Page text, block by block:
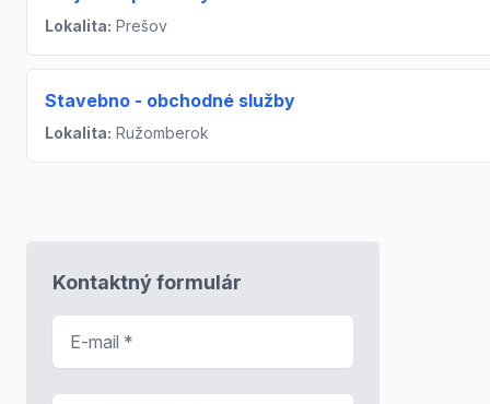
Lokalita: Prešov
Stavebno - obchodné služby
Lokalita: Ružomberok
Kontaktný formulár